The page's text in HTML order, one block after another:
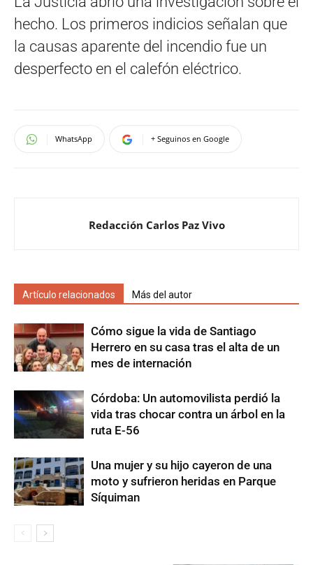
hecho. Los primeros indicios señalan que
la causas aparente del incendio fue un
desperfecto en el calefón eléctrico.
WhatsApp + Seguinos en Google
Redacción Carlos Paz Vivo
Artículo relacionados Más del autor
Cómo sigue la vida de Santiago
Herrero en su casa tras el alta de un
mes de internación
Córdoba: Un automovilista perdió la
vida tras chocar contra un árbol en la
ruta E-56
Una mujer y su hijo cayeron de una
moto y sufrieron heridas en Parque
Síquiman